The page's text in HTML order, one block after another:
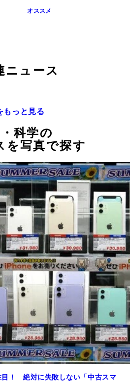
オススメ
ニュース
もっと見る
科学の
を写真で探す
目！ 絶対に失敗しない「中古スマ